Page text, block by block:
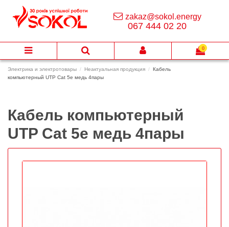
Электрика и электротовары Неактуальная продукция
Кабель
компьютерный UTP Cat 5e медь 4пары
Кабель компьютерный
UTP Cat 5e медь 4пары
zakaz@sokol.energy
067 444 02 20
0